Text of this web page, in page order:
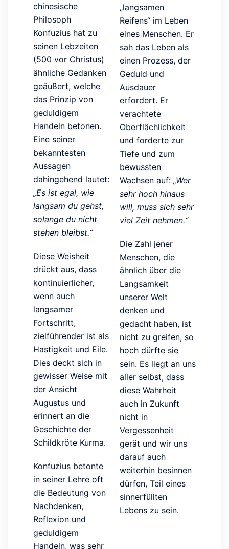
chinesische
Philosoph
Konfuzius hat zu
seinen Lebzeiten
(500 vor Christus)
ähnliche Gedanken
geäußert, welche
das Prinzip von
geduldigem
Handeln betonen.
Eine seiner
bekanntesten
Aussagen
dahingehend lautet:
„Es ist egal, wie
langsam du gehst,
solange du nicht
stehen bleibst.“
Diese Weisheit
drückt aus, dass
kontinuierlicher,
wenn auch
langsamer
Fortschritt,
zielführender ist als
Hastigkeit und Eile.
Dies deckt sich in
gewisser Weise mit
der Ansicht
Augustus und
erinnert an die
Geschichte der
Schildkröte Kurma.
Konfuzius betonte
in seiner Lehre oft
die Bedeutung von
Nachdenken,
Reflexion und
geduldigem
Handeln, was sehr
„langsamen
Reifens“ im Leben
eines Menschen. Er
sah das Leben als
einen Prozess, der
Geduld und
Ausdauer
erfordert. Er
verachtete
Oberflächlichkeit
und forderte zur
Tiefe und zum
bewussten
Wachsen auf: „Wer
sehr hoch hinaus
will, muss sich sehr
viel Zeit nehmen.“
Die Zahl jener
Menschen, die
ähnlich über die
Langsamkeit
unserer Welt
denken und
gedacht haben, ist
nicht zu greifen, so
hoch dürfte sie
sein. Es liegt an uns
aller selbst, dass
diese Wahrheit
auch in Zukunft
nicht in
Vergessenheit
gerät und wir uns
darauf auch
weiterhin besinnen
dürfen, Teil eines
sinnerfüllten
Lebens zu sein.